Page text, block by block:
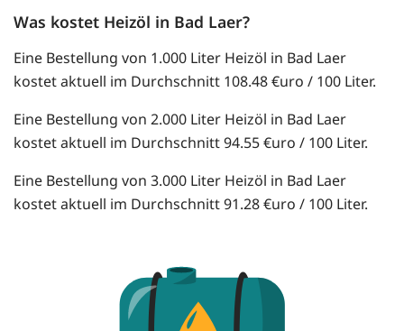
Was kostet Heizöl in Bad Laer?
Eine Bestellung von 1.000 Liter Heizöl in Bad Laer
kostet aktuell im Durchschnitt 108.48 €uro / 100 Liter.
Eine Bestellung von 2.000 Liter Heizöl in Bad Laer
kostet aktuell im Durchschnitt 94.55 €uro / 100 Liter.
Eine Bestellung von 3.000 Liter Heizöl in Bad Laer
kostet aktuell im Durchschnitt 91.28 €uro / 100 Liter.